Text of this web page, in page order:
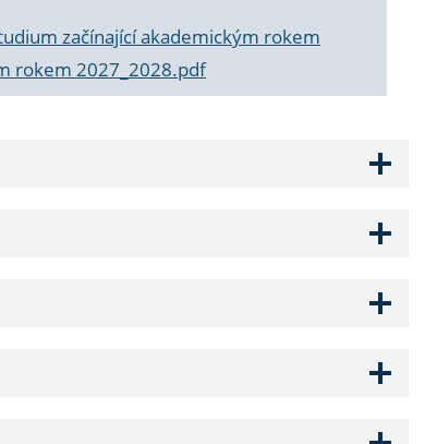
začínající akademickým rokem
rokem 2027_2028.pdf